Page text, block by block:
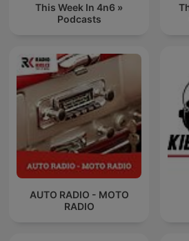
This Week In 4n6 »
Podcasts
AUTO RADIO - MOTO
RADIO